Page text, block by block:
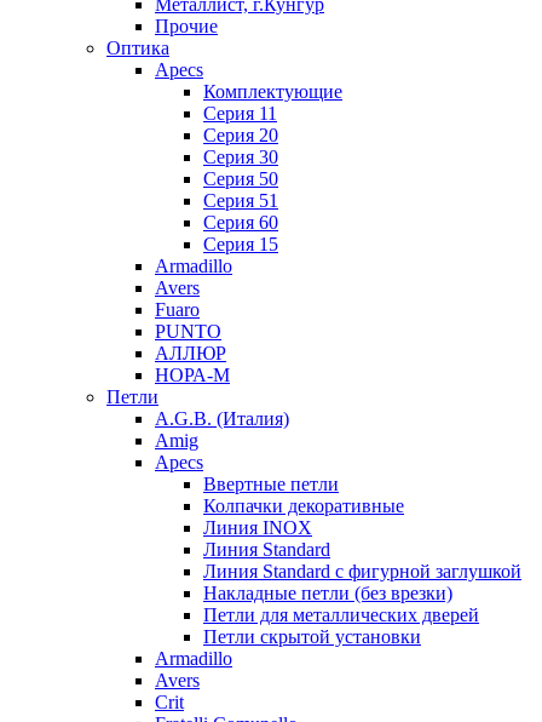
Металлист, г.Кунгур
Прочие
Оптика
Apecs
Комплектующие
Серия 11
Серия 20
Серия 30
Серия 50
Серия 51
Серия 60
Серия 15
Armadillo
Avers
Fuaro
PUNTO
АЛЛЮР
НОРА-М
Петли
A.G.B. (Италия)
Amig
Apecs
Ввертные петли
Колпачки декоративные
Линия INOX
Линия Standard
Линия Standard с фигурной заглушкой
Накладные петли (без врезки)
Петли для металлических дверей
Петли скрытой установки
Armadillo
Avers
Crit